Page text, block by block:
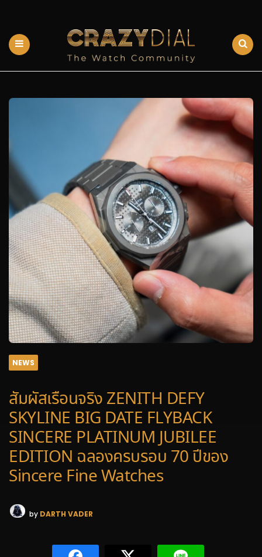
NEWS
สัมผัสเรือนจริง ZENITH DEFY
SKYLINE BIG DATE FLYBACK
SINCERE PLATINUM JUBILEE
EDITION ฉลองครบรอบ 70 ปีของ
Sincere Fine Watches
by DARTH VADER